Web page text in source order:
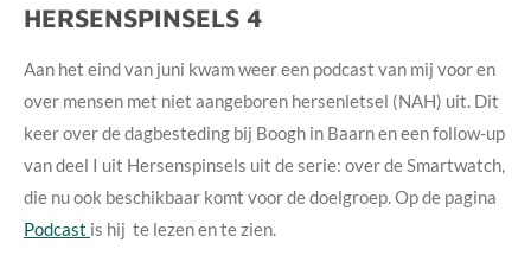
HERSENSPINSELS 4
Aan het eind van juni kwam weer een podcast van mij voor en
over mensen met niet aangeboren hersenletsel (NAH) uit. Dit
keer over de dagbesteding bij Boogh in Baarn en een follow-up
van deel I uit Hersenspinsels uit de serie: over de Smartwatch,
die nu ook beschikbaar komt voor de doelgroep. Op de pagina
Podcast is hij te lezen en te zien.